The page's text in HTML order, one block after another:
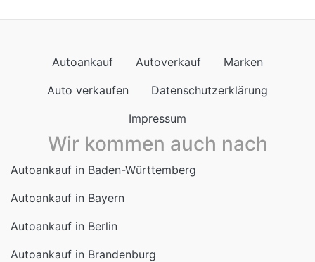
Autoankauf Autoverkauf
Marken
Auto verkaufen
Datenschutzerklärung
Impressum
Wir kommen auch nach
Autoankauf in Baden-Württemberg
Autoankauf in Bayern
Autoankauf in Berlin
Autoankauf in Brandenburg